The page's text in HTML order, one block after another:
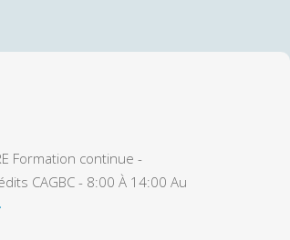
Formation continue -
CAGBC - 8:00 À 14:00 Au